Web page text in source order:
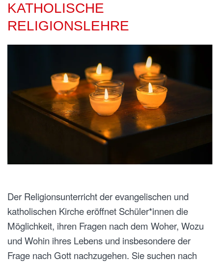
KATHOLISCHE
RELIGIONSLEHRE
Der Religionsunterricht der evangelischen und
katholischen Kirche eröffnet Schüler*innen die
Möglichkeit, ihren Fragen nach dem Woher, Wozu
und Wohin ihres Lebens und insbesondere der
Frage nach Gott nachzugehen. Sie suchen nach